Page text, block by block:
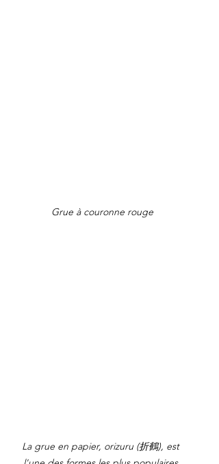
Grue à couronne rouge
La grue en papier, orizuru (折鶴), est